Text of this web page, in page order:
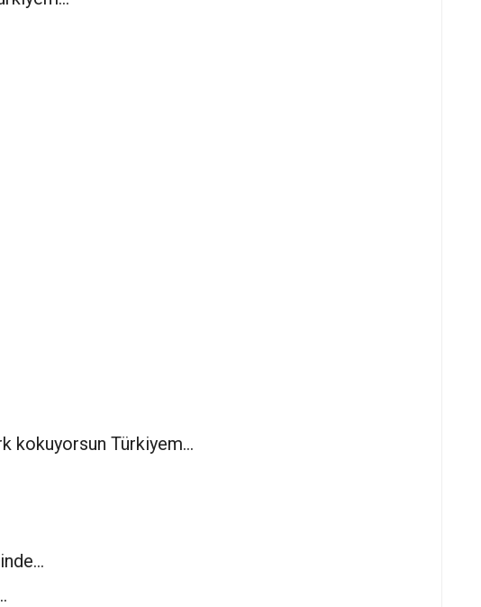
kokuyorsun Türkiyem…